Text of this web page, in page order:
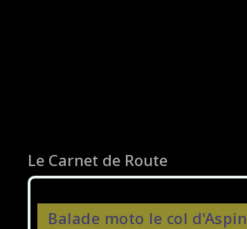
Le Carnet de Route
Balade moto le col d'Aspin